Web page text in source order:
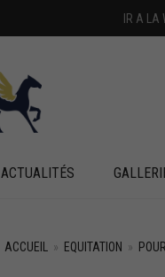
IR A LA
ACTUALITÉS
ACCUEIL » EQUITATION »